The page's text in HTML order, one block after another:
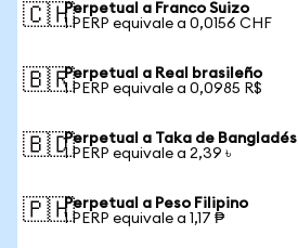
🇨🇭Perpetual a Franco Suizo
1 PERP equivale a 0,0156 CHF
🇧🇷Perpetual a Real brasileño
1 PERP equivale a 0,0985 R$
🇧🇩Perpetual a Taka de Bangladés
1 PERP equivale a 2,39 ৳
🇵🇭Perpetual a Peso Filipino
1 PERP equivale a 1,17 ₱